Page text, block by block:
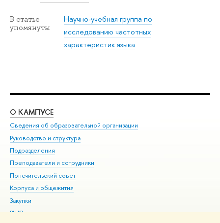
В статье
упомянуты
Научно-учебная группа по
исследованию частотных
характеристик языка
О КАМПУСЕ
Сведения об образовательной организации
Руководство и структура
Подразделения
Преподаватели и сотрудники
Попечительский совет
Корпуса и общежития
Закупки
ВШЭ для студентов с ограниченными возможностями